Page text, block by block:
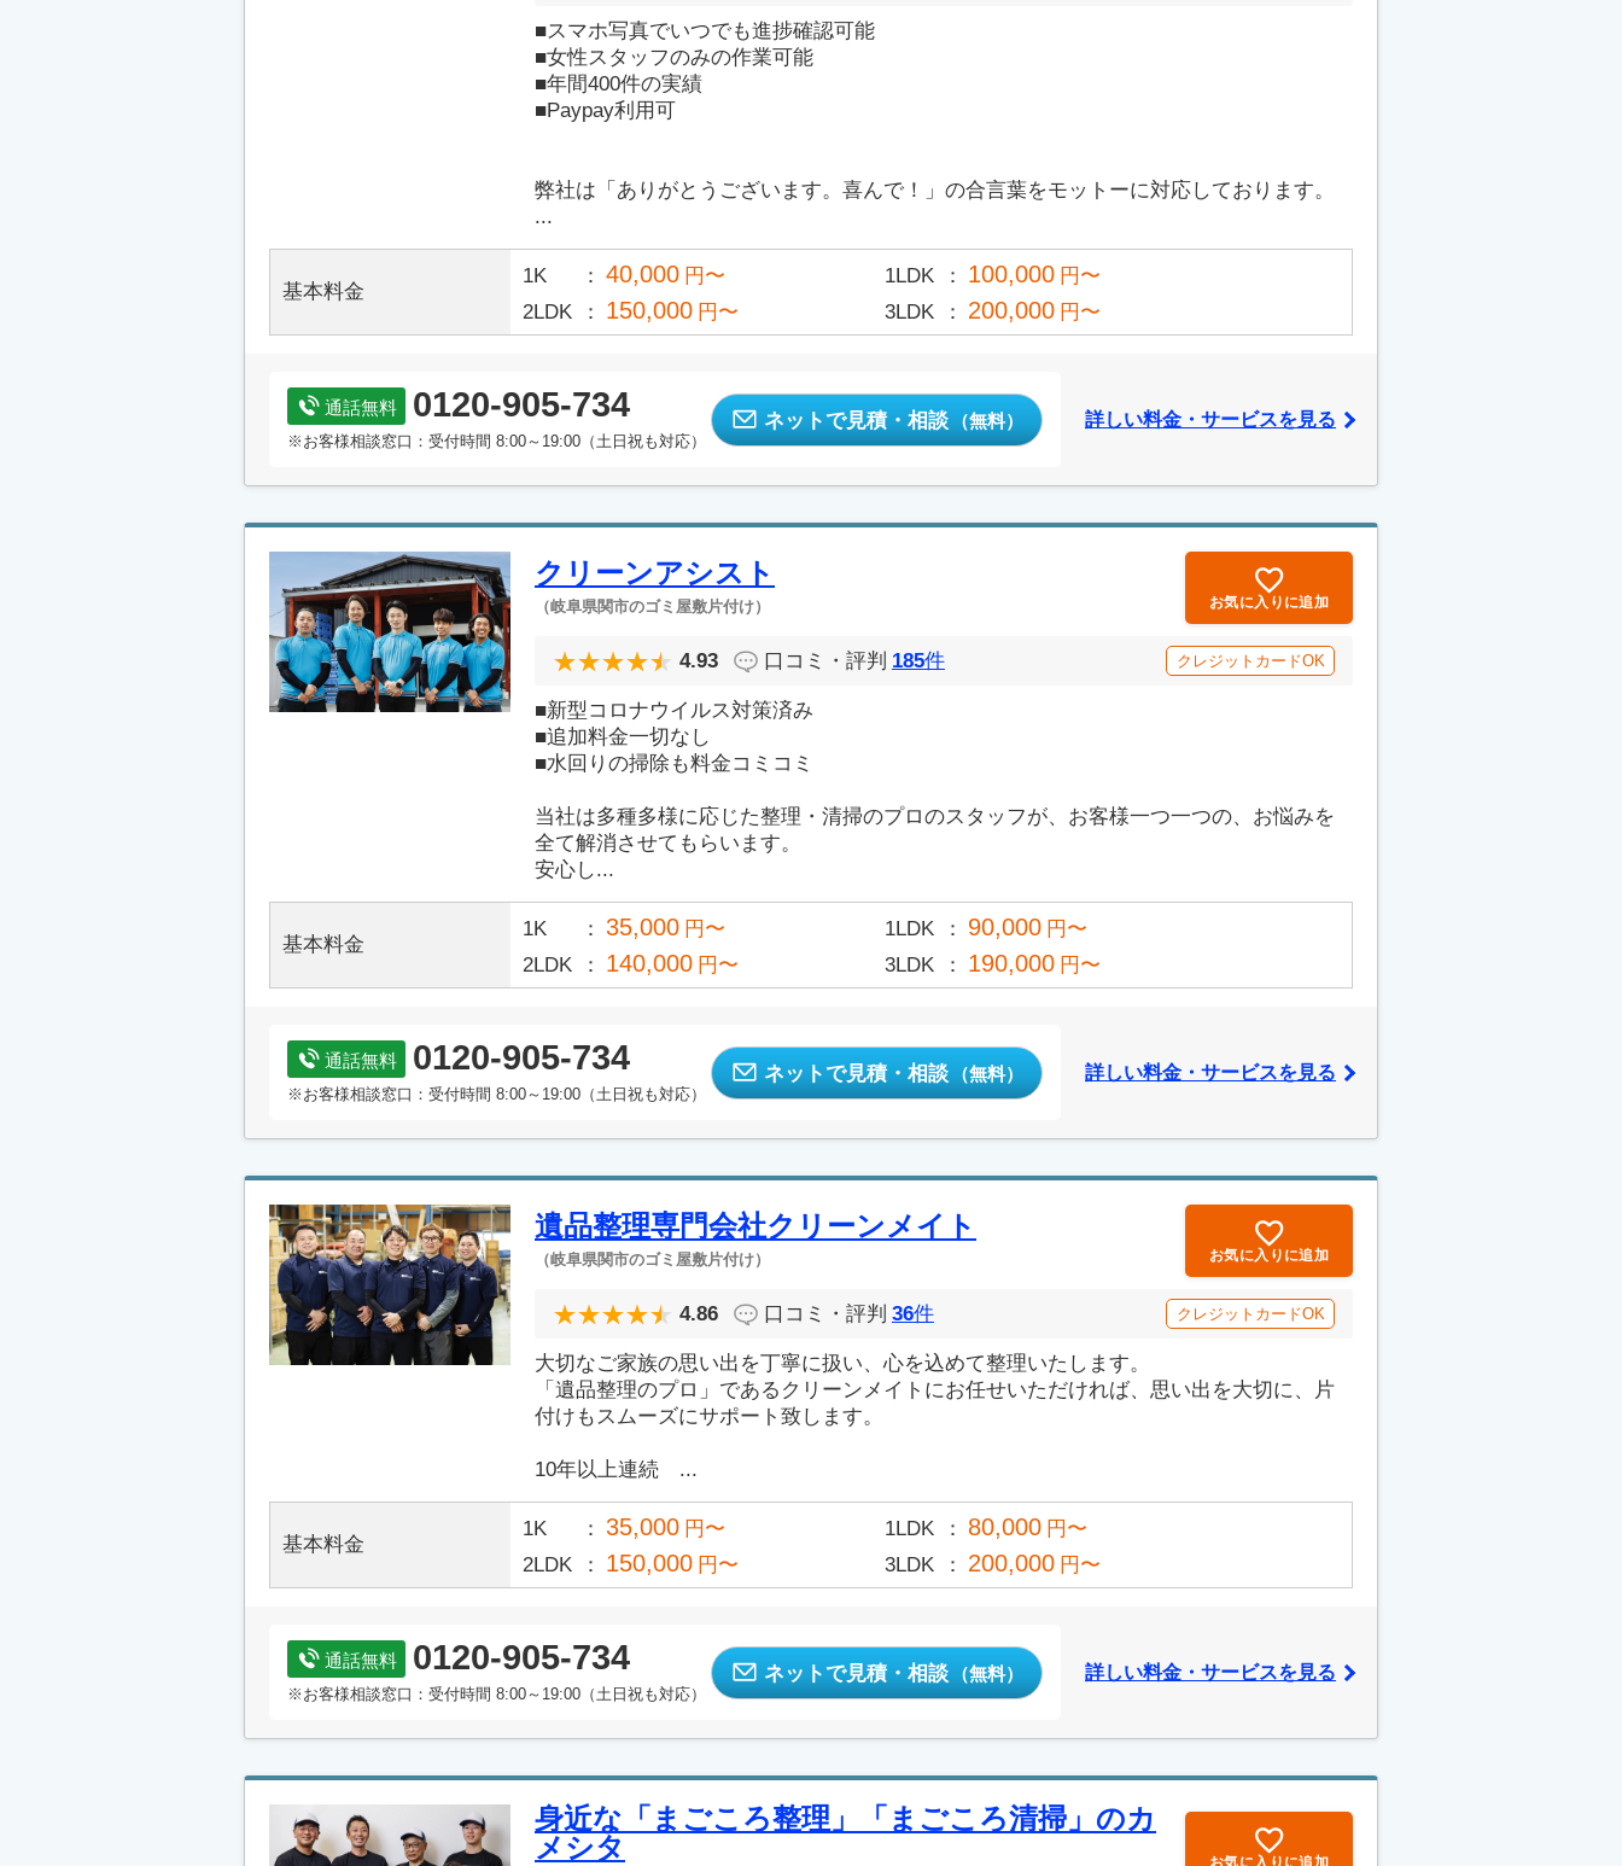
■スマホ写真でいつでも進捗確認可能
■女性スタッフのみの作業可能
■年間400件の実績
■Paypay利用可
弊社は「ありがとうございます。喜んで！」の合言葉をモットーに対応しております。
...
基本料金
1K 40,000 円〜 1LDK 100,000 円〜
2LDK
150,000 円〜 3LDK 200,000 円〜
通話無料 0120-905-734
※お客様相談窓口：受付時間 8:00～19:00（土日祝も対応）
ネットで見積・相談 （無料） 詳しい料金・サービスを見る
クリーンアシスト
（岐阜県関市のゴミ屋敷片付け） お気に入りに追加
4.93 口コミ・評判 185件 クレジットカードOK
■新型コロナウイルス対策済み
■追加料金一切なし
■水回りの掃除も料金コミコミ
当社は多種多様に応じた整理・清掃のプロのスタッフが、お客様一つ一つの、お悩みを
全て解消させてもらいます。
安心し...
基本料金
1K 35,000 円〜 1LDK 90,000 円〜
2LDK
140,000 円〜 3LDK 190,000 円〜
通話無料 0120-905-734
※お客様相談窓口：受付時間 8:00～19:00（土日祝も対応）
ネットで見積・相談 （無料） 詳しい料金・サービスを見る
遺品整理専門会社クリーンメイト
（岐阜県関市のゴミ屋敷片付け） お気に入りに追加
4.86 口コミ・評判 36件 クレジットカードOK
大切なご家族の思い出を丁寧に扱い、心を込めて整理いたします。
「遺品整理のプロ」であるクリーンメイトにお任せいただければ、思い出を大切に、片
付けもスムーズにサポート致します。
10年以上連続 ...
基本料金
1K 35,000 円〜 1LDK 80,000 円〜
2LDK
150,000 円〜 3LDK 200,000 円〜
通話無料 0120-905-734
※お客様相談窓口：受付時間 8:00～19:00（土日祝も対応）
ネットで見積・相談 （無料） 詳しい料金・サービスを見る
身近な「まごころ整理」「まごころ清掃」のカ
メシタ
お気に入りに追加